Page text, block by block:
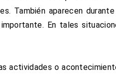
También aparecen
En tales
actividades o